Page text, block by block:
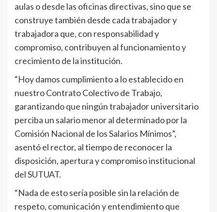
aulas o desde las oficinas directivas, sino que se
construye también desde cada trabajador y
trabajadora que, con responsabilidad y
compromiso, contribuyen al funcionamiento y
crecimiento de la institución.
“Hoy damos cumplimiento a lo establecido en
nuestro Contrato Colectivo de Trabajo,
garantizando que ningún trabajador universitario
perciba un salario menor al determinado por la
Comisión Nacional de los Salarios Mínimos”,
asentó el rector, al tiempo de reconocer la
disposición, apertura y compromiso institucional
del SUTUAT.
“Nada de esto sería posible sin la relación de
respeto, comunicación y entendimiento que